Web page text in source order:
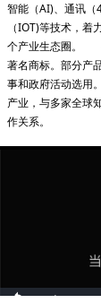
智能（AI)、通讯（
（IOT)等技术，着
个产业生态圈。
著名商标。部分产
事和政府活动选用
产业，与多家全球
作关系。